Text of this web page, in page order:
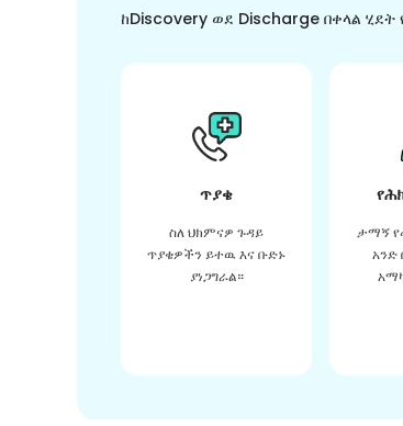
ከDiscovery ወደ Discharge በቀላል
ጥያቄ
ስለ ህክምናዎ ጉዳይ
ጥያቄዎችን ይተዉ እና ቡድኑ
ያነጋግራል።
ታማኝ
አንድ